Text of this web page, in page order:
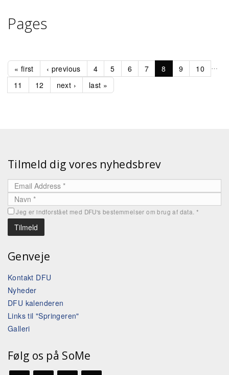
Pages
« first ‹ previous …
4 5 6 7 8 9
10
11
12 next › last »
Tilmeld dig vores nyhedsbrev
Jeg er indforstået med DFU's bestemmelser om brug af data.*
Genveje
Kontakt DFU
Nyheder
DFU kalenderen
Links til "Springeren"
Galleri
Følg os på SoMe